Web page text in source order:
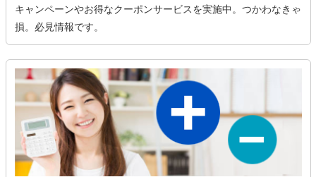
キャンペーンやお得なクーポンサービスを実施中。つかわなきゃ
損。必見情報です。